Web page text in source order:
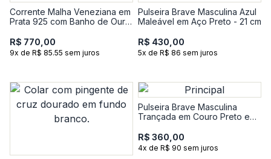
Corrente Malha Veneziana em
Prata 925 com Banho de Ouro
R$ 770,00
9x de R$ 85.55 sem juros
Pulseira Brave Masculina Azul
Maleável em Aço Preto - 21 cm
R$ 430,00
5x de R$ 86 sem juros
Pulseira Brave Masculina
Trançada em Couro Preto e
R$ 360,00
4x de R$ 90 sem juros